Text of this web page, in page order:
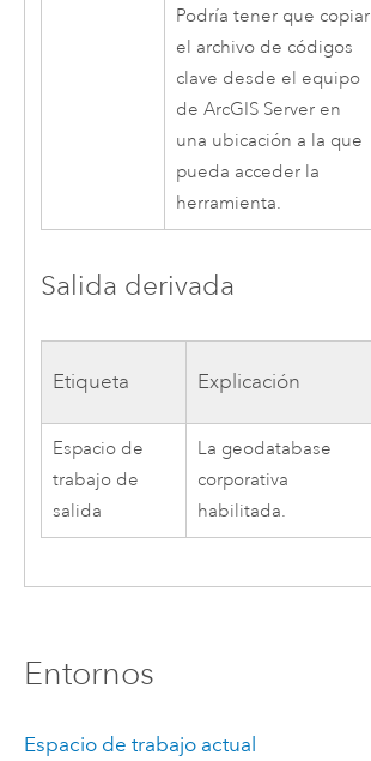
Podría tener que copiar
el archivo de códigos
clave desde el equipo
de ArcGIS Serveren
una ubicación a la que
pueda acceder la
herramienta.
Salida derivada
Etiqueta Explicación
Espacio de
trabajo de
salida
La geodatabase
corporativa
habilitada.
Entornos
Espacio de trabajo actual